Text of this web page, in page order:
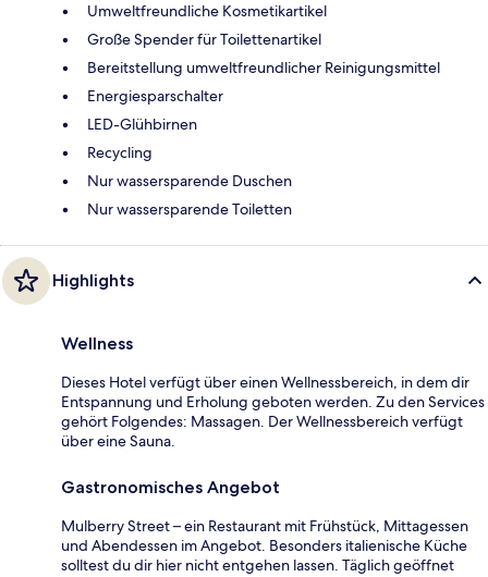
Umweltfreundliche Kosmetikartikel
Große Spender für Toilettenartikel
Bereitstellung umweltfreundlicher Reinigungsmittel
Energiesparschalter
LED-Glühbirnen
Recycling
Nur wassersparende Duschen
Nur wassersparende Toiletten
Highlights
Wellness
Dieses Hotel verfügt über einen Wellnessbereich, in dem dir
Entspannung und Erholung geboten werden. Zu den Services
gehört Folgendes: Massagen. Der Wellnessbereich verfügt
über eine Sauna.
Gastronomisches Angebot
Mulberry Street – ein Restaurant mit Frühstück, Mittagessen
und Abendessen im Angebot. Besonders italienische Küche
solltest du dir hier nicht entgehen lassen. Täglich geöffnet